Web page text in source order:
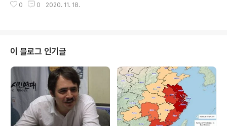
주신 전장연 노동권위원회에 감사드린다] ● 정창조, 정동
동물 “시장 규모”는 2조 8900억원이었다고 한다. 한국농
료 시장만 해도 2011년 2천억원 규모에서 2020년 1조5
천억원 규모로 확대될 것으로 전망했다. 10년 안에 일곱 배
다. 엊그제, 정운천 전 농수산식품부 장관이자 농해수위 소
속 국회의원은 농림수산식품부 국정감사에서 세계의 반려
동물 연관 산업 시장규모가 성장 중인데 수입산 사료의 시
장 점유율이 너무 크고 그에 대..
0 0 2020. 11. 18.
이 블로그 인기글